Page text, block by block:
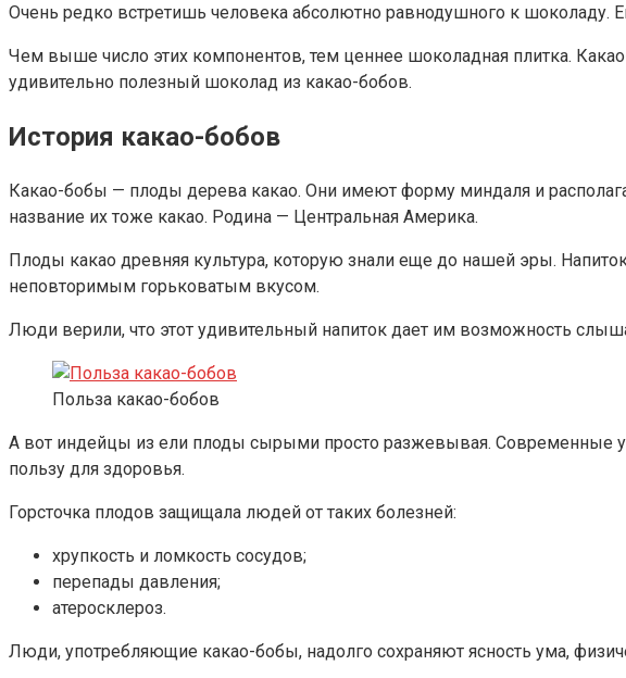
Очень редко встретишь человека абсолютно равнодушного к шоколаду.
Чем выше число этих компонентов, тем ценнее шоколадная плитка.
удивительно полезный шоколад из какао-бобов.
История какао-бобов
Какао-бобы — плоды дерева какао. Они имеют форму миндаля и
название их тоже какао. Родина — Центральная Америка.
Плоды какао древняя культура, которую знали еще до нашей эры.
неповторимым горьковатым вкусом.
Люди верили, что этот удивительный напиток дает им возможность
Польза какао-бобов
А вот индейцы из ели плоды сырыми просто разжевывая. Современные
пользу для здоровья.
Горсточка плодов защищала людей от таких болезней:
хрупкость и ломкость сосудов;
перепады давления;
атеросклероз.
Люди, употребляющие какао-бобы, надолго сохраняют ясность ума,